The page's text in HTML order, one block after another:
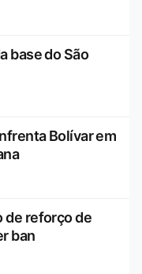
base do São
Bolívar em
de reforço de
ban